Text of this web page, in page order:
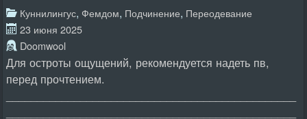
Куннилингус, Фемдом, Подчинение, Переодевание
23 июня 2025
Doomwool
Для остроты ощущений, рекомендуется надеть пв,
перед прочтением.